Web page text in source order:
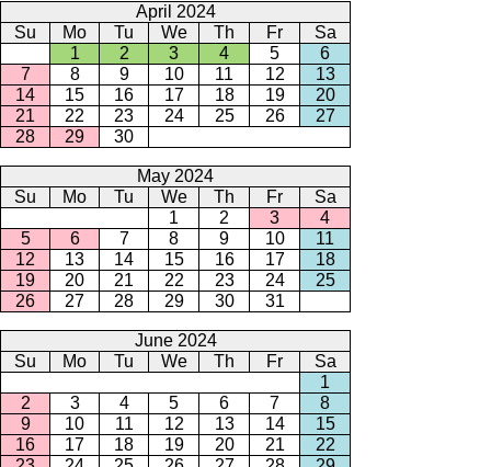
April 2024
Su
Mo Tu We Th Fr
Sa
1
2 3 4 5
6
7
8 9 10 11 12
13
14
15 16 17 18 19
20
21
22 23 24 25 26
27
28
29 30
May 2024
Su
Mo Tu We Th Fr
Sa
1
2 3
4
5
6 7 8 9 10
11
12
13 14 15 16 17
18
19
20 21 22 23 24
25
26
27 28 29 30 31
June 2024
Su
Mo Tu We Th Fr
Sa
1
2
3 4 5 6 7
8
9
10 11 12 13 14
15
16
17 18 19 20 21
22